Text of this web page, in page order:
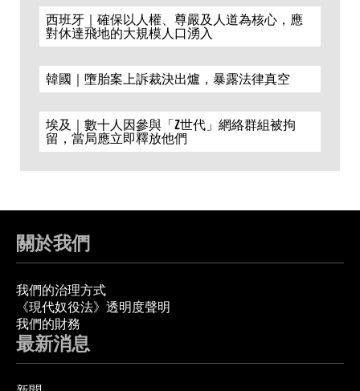
西班牙｜確保以人權、尊嚴及人道為核心，應
對休達飛地的大規模人口湧入
韓國｜墮胎案上訴裁決出爐，暴露法律真空
埃及｜數十人因參與「Z世代」網絡群組被拘
留，當局應立即釋放他們
關於我們
我們的治理方式
《現代奴役法》透明度聲明
我們的財務
最新消息